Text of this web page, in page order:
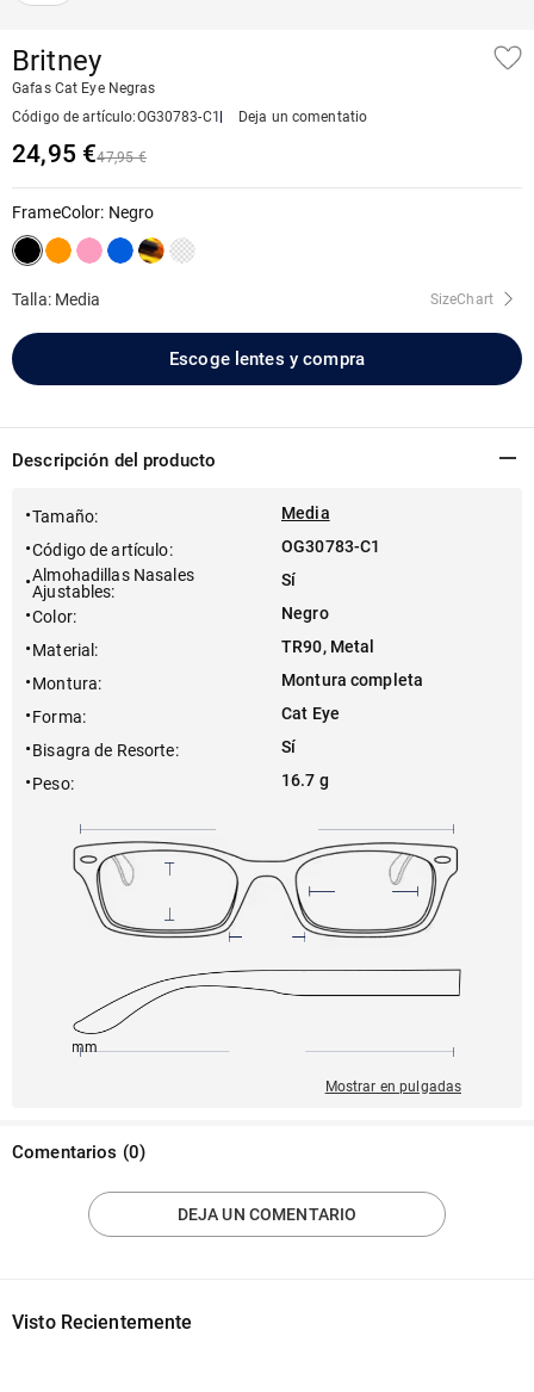
Britney
Gafas Cat Eye Negras
Código de artículo:OG30783-C1 Deja un comentatio
24,95 €47,95 €
FrameColor: Negro
Talla: Media SizeChart
Escoge lentes y compra
Descripción del producto
Tamaño:
Media
Código de artículo:
OG30783-C1
Almohadillas Nasales
Ajustables:
Sí
Color:
Negro
Material :
TR90, Metal
Montura:
Montura completa
Forma:
Cat Eye
Bisagra de Resorte:
Sí
Peso: 16.7 g
145mm
Mostrar en pulgadas
Comentarios (0)
DEJA UN COMENTARIO
Visto Recientemente